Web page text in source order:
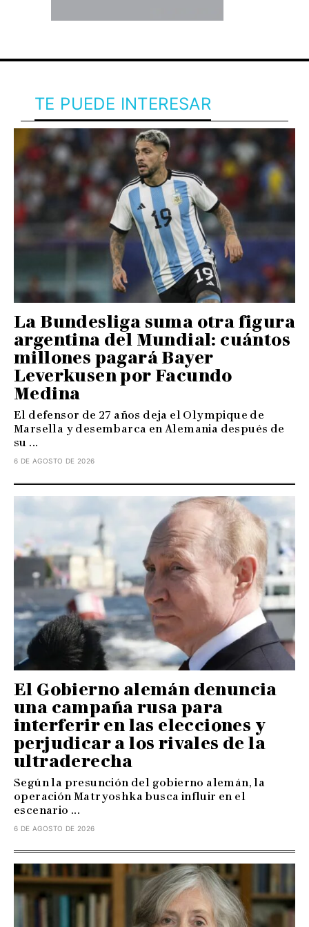
TE PUEDE INTERESAR
La Bundesliga suma otra figura
argentina del Mundial: cuántos
millones pagará Bayer
Leverkusen por Facundo
Medina
El defensor de 27 años deja el Olympique de
Marsella y desembarca en Alemania después de
su ...
6 DE AGOSTO DE 2026
El Gobierno alemán denuncia
una campaña rusa para
interferir en las elecciones y
perjudicar a los rivales de la
ultraderecha
Según la presunción del gobierno alemán, la
operación Matryoshka busca influir en el
escenario ...
6 DE AGOSTO DE 2026